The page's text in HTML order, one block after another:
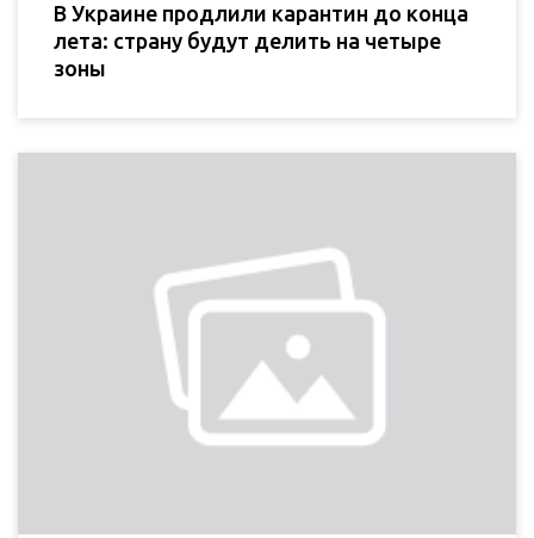
В Украине продлили карантин до конца
лета: страну будут делить на четыре
зоны